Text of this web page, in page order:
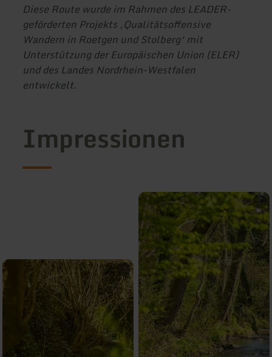
Diese Route wurde im Rahmen des LEADER-
geförderten Projekts ‚Qualitätsoffensive
Wandern in Roetgen und Stolberg‘ mit
Unterstützung der Europäischen Union (ELER)
und des Landes Nordrhein-Westfalen
entwickelt.
Impressionen